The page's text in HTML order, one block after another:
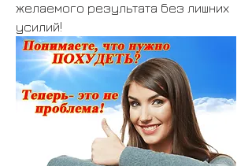
желаемого результата без лишних
усилий!